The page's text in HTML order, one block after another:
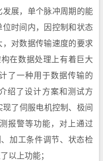
发展，单个脉冲周期的能
时间内，因控制和状态
对数据传输速度的要求
在数据处理上有着巨大
了一种用于数据传输的
绍了设计方案和测试方
了伺服电机控制、极间
报警等功能，对上通过
加工条件调节、状态检
以上功能；